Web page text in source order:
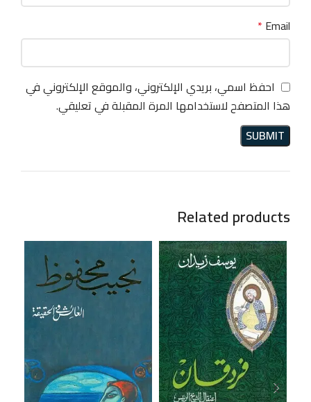
Email
*
احفظ اسمي، بريدي الإلكتروني، والموقع الإلكتروني في
هذا المتصفح لاستخدامها المرة المقبلة في تعليقي.
Related products